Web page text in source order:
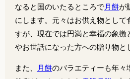
なると国のいたるところで月餅が
にします。元々はお供え物として
すが、現在では円満と幸福の象徴
やお世話になった方への贈り物と
また、 月餅のバラエティーも年々